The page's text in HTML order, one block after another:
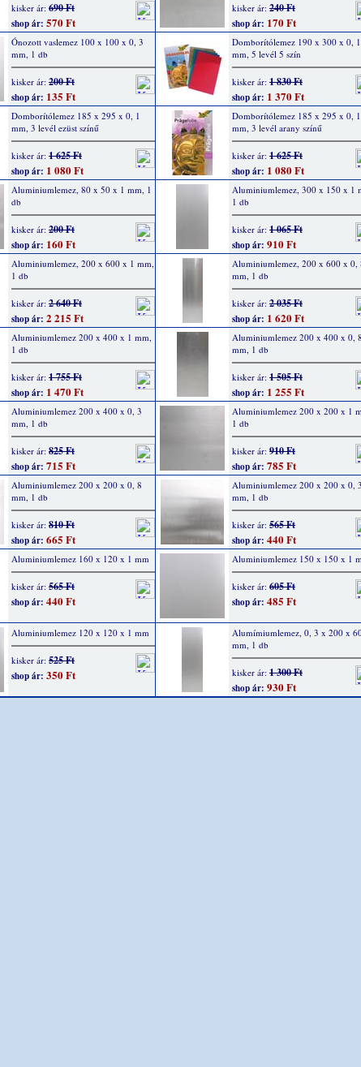
kisker ár: 690 Ft
shop ár: 570 Ft
kisker ár: 240 Ft
shop ár: 170 Ft
Ónozott vaslemez 100 x 100 x 0, 3
mm, 1 db
kisker ár: 200 Ft
shop ár: 135 Ft
Domborítólemez 190 x 300 x 0, 1
mm, 5 levél 5 szín
kisker ár: 1 830 Ft
shop ár: 1 370 Ft
Domborítólemez 185 x 295 x 0, 1
mm, 3 levél ezüst színű
kisker ár: 1 625 Ft
shop ár: 1 080 Ft
Domborítólemez 185 x 295 x 0, 1
mm, 3 levél arany színű
kisker ár: 1 625 Ft
shop ár: 1 080 Ft
Aluminiumlemez, 80 x 50 x 1 mm, 1
db
kisker ár: 200 Ft
shop ár: 160 Ft
Aluminiumlemez, 300 x 150 x 1
1 db
kisker ár: 1 065 Ft
shop ár: 910 Ft
Aluminiumlemez, 200 x 600 x 1 mm,
1 db
kisker ár: 2 640 Ft
shop ár: 2 215 Ft
Aluminiumlemez, 200 x 600 x 0,
mm, 1 db
kisker ár: 2 035 Ft
shop ár: 1 620 Ft
Aluminiumlemez 200 x 400 x 1 mm,
1 db
kisker ár: 1 755 Ft
shop ár: 1 470 Ft
Aluminiumlemez 200 x 400 x 0, 8
mm, 1 db
kisker ár: 1 505 Ft
shop ár: 1 255 Ft
Aluminiumlemez 200 x 400 x 0, 3
mm, 1 db
kisker ár: 825 Ft
shop ár: 715 Ft
Aluminiumlemez 200 x 200 x 1
1 db
kisker ár: 910 Ft
shop ár: 785 Ft
Aluminiumlemez 200 x 200 x 0, 8
mm, 1 db
kisker ár: 810 Ft
shop ár: 665 Ft
Aluminiumlemez 200 x 200 x 0, 3
mm, 1 db
kisker ár: 565 Ft
shop ár: 440 Ft
Aluminiumlemez 160 x 120 x 1 mm
kisker ár: 565 Ft
shop ár: 440 Ft
Aluminiumlemez 150 x 150 x 1
kisker ár: 605 Ft
shop ár: 485 Ft
Aluminiumlemez 120 x 120 x 1 mm
kisker ár: 525 Ft
shop ár: 350 Ft
Alumímiumlemez, 0, 3 x 200 x
mm, 1 db
kisker ár: 1 300 Ft
shop ár: 930 Ft